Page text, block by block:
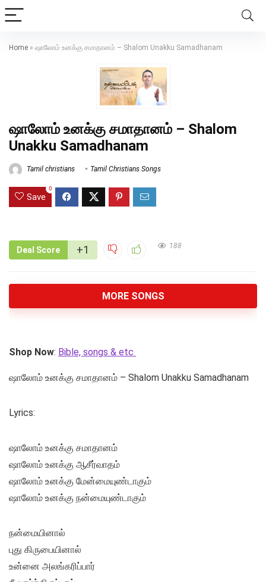
Home » ஷாலோம் உனக்கு சமாதானம் – Shalom Unakku Samadhanam
ஷாலோம் உனக்கு சமாதானம் – Shalom
Unakku Samadhanam
Tamil christians Tamil Christians Songs
Save
0
Deal Score +1 188
MORE SONGS
Shop Now: Bible, songs & etc
ஷாலோம் உனக்கு சமாதானம் – Shalom Unakku Samadhanam
Lyrics:
ஷாலோம் உனக்கு சமாதானம்
ஷாலோம் உனக்கு ஆசீர்வாதம்
ஷாலோம் உனக்கு மேன்மையுண்டாகும்
ஷாலோம் உனக்கு நன்மையுண்டாகும்
நன்மையினால்
புது கிருபையினால்
உன்னை அலங்கரிப்பார்